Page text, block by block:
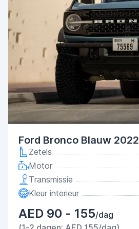
Ford Bronco Blauw 2022
Zetels
Motor
Transmissie
Kleur interieur
AED 90 - 155/dag